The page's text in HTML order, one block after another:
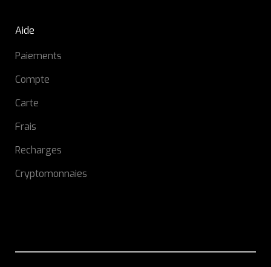
Aide
Paiements
Compte
Carte
Frais
Recharges
Cryptomonnaies